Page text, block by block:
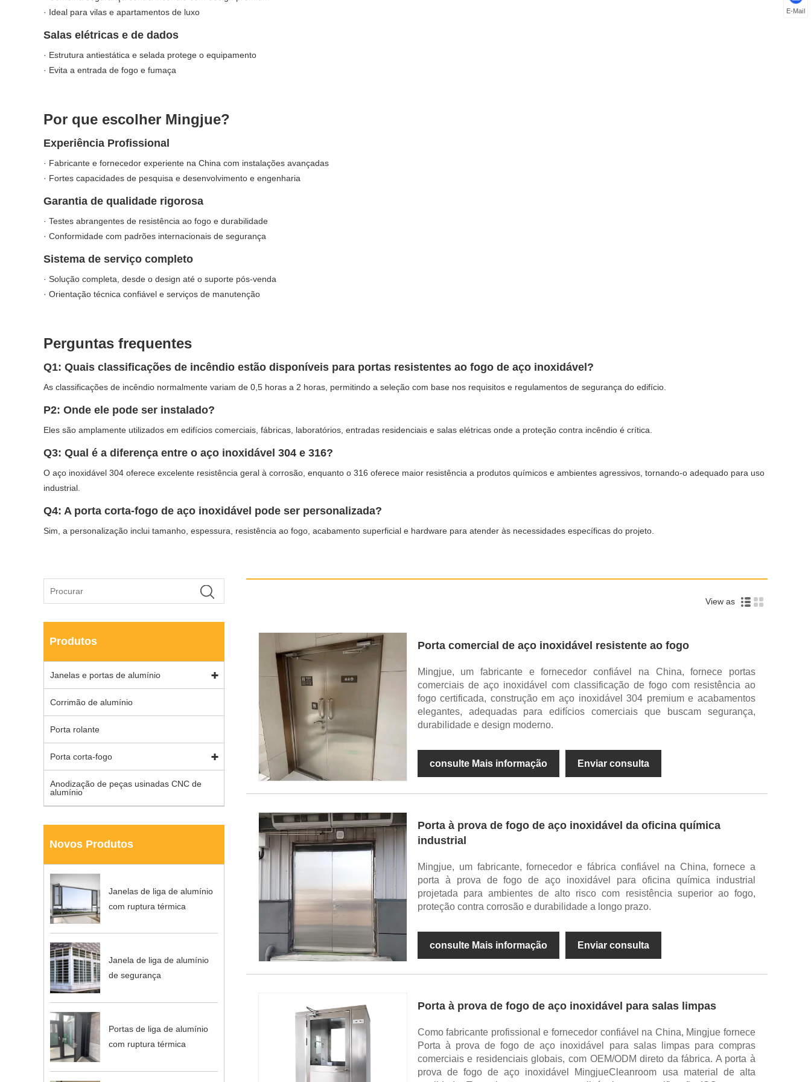
· Ideal para vilas e apartamentos de luxo
Salas elétricas e de dados
· Estrutura antiestática e selada protege o equipamento
· Evita a entrada de fogo e fumaça
Por que escolher Mingjue?
Experiência Profissional
· Fabricante e fornecedor experiente na China com instalações avançadas
· Fortes capacidades de pesquisa e desenvolvimento e engenharia
Garantia de qualidade rigorosa
· Testes abrangentes de resistência ao fogo e durabilidade
· Conformidade com padrões internacionais de segurança
Sistema de serviço completo
· Solução completa, desde o design até o suporte pós-venda
· Orientação técnica confiável e serviços de manutenção
Perguntas frequentes
Q1: Quais classificações de incêndio estão disponíveis para portas resistentes ao fogo de aço inoxidável?
As classificações de incêndio normalmente variam de 0,5 horas a 2 horas, permitindo a seleção com base nos requisitos e regulamentos de segurança do edifício.
P2: Onde ele pode ser instalado?
Eles são amplamente utilizados em edifícios comerciais, fábricas, laboratórios, entradas residenciais e salas elétricas onde a proteção contra incêndio é crítica.
Q3: Qual é a diferença entre o aço inoxidável 304 e 316?
O aço inoxidável 304 oferece excelente resistência geral à corrosão, enquanto o 316 oferece maior resistência a produtos químicos e ambientes agressivos, tornando-o adequado para uso
industrial.
Q4: A porta corta-fogo de aço inoxidável pode ser personalizada?
Sim, a personalização inclui tamanho, espessura, resistência ao fogo, acabamento superficial e hardware para atender às necessidades específicas do projeto.
Produtos
Janelas e portas de alumínio
Corrimão de alumínio
Porta rolante
Porta corta-fogo
Anodização de peças usinadas CNC de
alumínio
Novos Produtos
Janelas de liga de alumínio
com ruptura térmica
Janela de liga de alumínio
de segurança
Portas de liga de alumínio
com ruptura térmica
View as
Porta comercial de aço inoxidável resistente ao fogo
Mingjue, um fabricante e fornecedor confiável na China, fornece portas
comerciais de aço inoxidável com classificação de fogo com resistência ao
fogo certificada, construção em aço inoxidável 304 premium e acabamentos
elegantes, adequadas para edifícios comerciais que buscam segurança,
durabilidade e design moderno.
consulte Mais informação Enviar consulta
Porta à prova de fogo de aço inoxidável da oficina química
industrial
Mingjue, um fabricante, fornecedor e fábrica confiável na China, fornece a
porta à prova de fogo de aço inoxidável para oficina química industrial
projetada para ambientes de alto risco com resistência superior ao fogo,
proteção contra corrosão e durabilidade a longo prazo.
consulte Mais informação Enviar consulta
Porta à prova de fogo de aço inoxidável para salas limpas
Como fabricante profissional e fornecedor confiável na China, Mingjue fornece
Porta à prova de fogo de aço inoxidável para salas limpas para compras
comerciais e residenciais globais, com OEM/ODM direto da fábrica. A porta à
prova de fogo de aço inoxidável MingjueCleanroom usa material de alta
E-Mail